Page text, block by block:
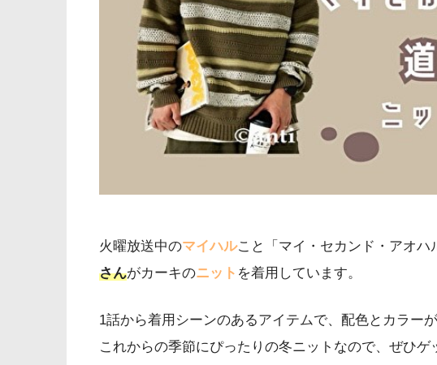
火曜放送中のマイハルこと「マイ・セカンド・アオハ
さんがカーキのニット を着用しています。
1話から着用シーンのあるアイテムで、配色とカラー
これからの季節にぴったりの冬ニットなので、ぜひゲ